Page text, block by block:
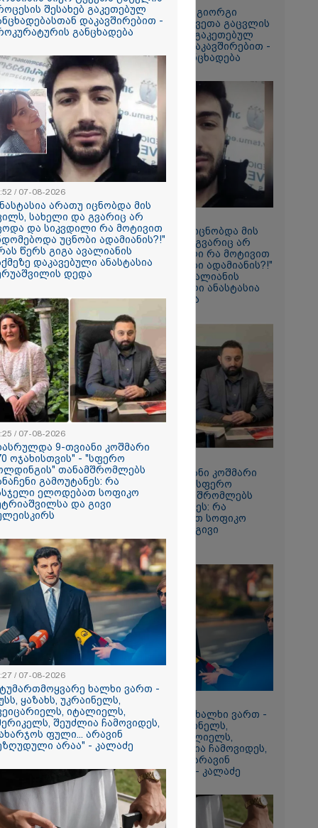
და
თვე
ფასები
-
ბენზინი
ყველაზე
ადგილი
სადაც
(ფოტოები)
SpaceX-ის
შეჯახების
-
აპარატმა
და
პირდაპირ
ლაივის
ის
-
მომხდარზე
1319.70
დაიწყო გამოძიება გიორგი
ბარამიძის მიერ ტყვეთა გაცვლის
პროცესის შესახებ გაკეთებულ
განცხადებასთან დაკავშირებით -
პროკურატურის განცხადება
13:52 / 07-08-2026
"ანასტასია არათუ იცნობდა მის
შვილს, სახელი და გვარიც არ
იცოდა და სიკვდილი რა მოტივით
ენდომებოდა უცნობი ადამიანის?!"
- რას წერს გიგა ავალიანის
საქმეზე დაკავებული ანასტასია
ბერუაშვილის დედა
09:25 / 07-08-2026
"დასრულდა 9-თვიანი კოშმარი
570 ოჯახისთვის" - "სფერო
ჰოლდინგის" თანამშრომლებს
განაჩენი გამოუტანეს: რა
სასჯელი ელოდებათ სოფიკო
პეტრიაშვილსა და გივი
წულეისკირს
13:27 / 07-08-2026
"სტუმართმოყვარე ხალხი ვართ -
რუსს, ყაზახს, უკრაინელს,
შვეიცარიელს, იტალიელს,
ამერიკელს, შეუძლია ჩამოვიდეს,
დახარჯოს ფული... არავინ
შეზღუდული არაა" - კალაძე
შესახებ გაკეთებულ
დაკავშირებით -
განცხადება
/ 07-08-2026
არათუ იცნობდა მის
სახელი და გვარიც არ
და სიკვდილი რა მოტივით
უცნობი ადამიანის?!"
წერს გიგა ავალიანის
დაკავებული ანასტასია
დედა
/ 07-08-2026
9-თვიანი კოშმარი
ოჯახისთვის" - "სფერო
თანამშრომლებს
გამოუტანეს: რა
ელოდებათ სოფიკო
და გივი
/ 07-08-2026
ხალხი ვართ -
ყაზახს, უკრაინელს,
იტალიელს,
შეუძლია ჩამოვიდეს,
ფული... არავინ
არაა" - კალაძე